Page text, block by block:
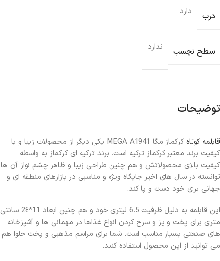
توضیحات
قابلمه کوتاه
کرکماز مگا MEGA A1941 یکی دیگر از محصولات زیبا و با
کیفیت برند معتبر کرکماز ترکیه است. برند ترکیه ای کرکماز به واسطه
کیفیت بالای محصولاتش و هم چنین طراحی زیبا و ظاهر چشم نواز آن ها
توانسته در سال های اخیر جایگاه ویژه و مناسبی در بازارهای منطقه ای و
جهانی برای خود دست و پا کند.
این قابلمه به دلیل ظرفیت 6.5 لیتری خود و هم چنین ابعاد 11*28 سانتی
متری برای پخت و پز و سرخ کردن انواع غذاها در مهمانی ها و آشپزخانه
های صنعتی بسیار مناسب است. شما برای مراسم مذهبی و پخت حلوا هم
می توانید از این محصول استفاده کنید.
درب دارد
سطح نچسب ندارد